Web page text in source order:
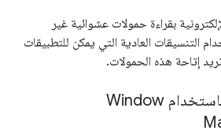
بقراءة حمولات عشوائية غير
التنسيقات العادية التي يمكن للتطبيقات
إتاحة هذه الحمولات.
إدارة عدة شاشات باستخدام Window